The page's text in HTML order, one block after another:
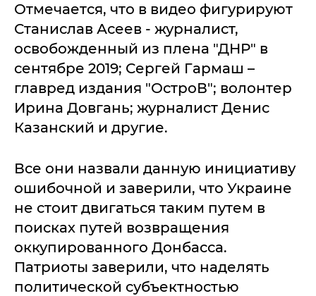
Отмечается, что в видео фигурируют
Станислав Асеев - журналист,
освобожденный из плена "ДНР" в
сентябре 2019; Сергей Гармаш –
главред издания "ОстроВ"; волонтер
Ирина Довгань; журналист Денис
Казанский и другие.
Все они назвали данную инициативу
ошибочной и заверили, что Украине
не стоит двигаться таким путем в
поисках путей возвращения
оккупированного Донбасса.
Патриоты заверили, что наделять
политической субъектностью